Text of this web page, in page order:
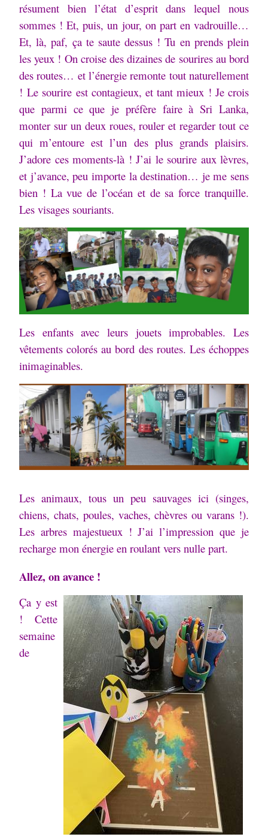
résument bien l’état d’esprit dans lequel nous
sommes ! Et, puis, un jour, on part en vadrouille…
Et, là, paf, ça te saute dessus ! Tu en prends plein
les yeux ! On croise des dizaines de sourires au bord
des routes… et l’énergie remonte tout naturellement
!Le sourire est contagieux, et tant mieux ! Je crois
que parmi ce que je préfère faire à Sri Lanka,
monter sur un deux roues, rouler et regarder tout ce
qui m’entoure est l’un des plus grands plaisirs.
J’adore ces moments-là ! J’ai le sourire aux lèvres,
et j’avance, peu importe la destination… je me sens
bien ! La vue de l’océan et de sa force tranquille.
Les visages souriants.
Les enfants avec leurs jouets improbables. Les
vêtements colorés au bord des routes. Les échoppes
inimaginables.
Les animaux, tous un peu sauvages ici (singes,
chiens, chats, poules, vaches, chèvres ou varans !).
Les arbres majestueux ! J’ai l’impression que je
recharge mon énergie en roulant vers nulle part.
Allez, on avance !
Ça y est
! Cette
semaine
de